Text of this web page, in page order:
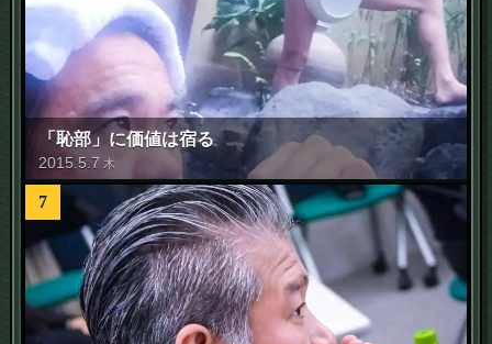
「恥部」に価値は宿る
2015 5 .7 木
7